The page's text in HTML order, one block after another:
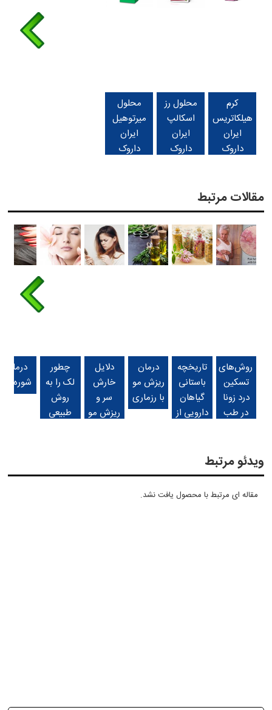
کرم
هیلکاتریس
ایران
داروک
محلول رز
اسکالپ
ایران
داروک
محلول
میرتوهیل
ایران
داروک
مقالات مرتبط
روش‌های
تسکین
درد زونا
در طب
دارد؟
تاریخچه
باستانی
گیاهان
دارویی از
درمان
ریزش مو
با رزماری
دلایل
خارش
سر و
ریزش مو
چطور
لک را به
روش
طبیعی
درمان
شوره سر
ویدئو مرتبط
مقاله ای مرتبط با محصول یافت نشد.